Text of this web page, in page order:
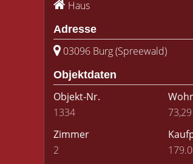
Haus
Adresse
03096 Burg (Spreewald)
Objektdaten
Objekt-Nr.
1334
Zimmer
2